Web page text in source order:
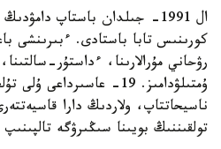
ال 1991- جىلدان باستاپ
كورىنىس تابا باستادى. ءبىرىنشى
رۋحاني مۇرالارىنا، ءداستۇر-
ۇمتىلۋدامىز. 19-
ناسيحاتتاپ، ولاردىڭ دارا
تولقىننىڭ بويىنا سىڭىرۋگە